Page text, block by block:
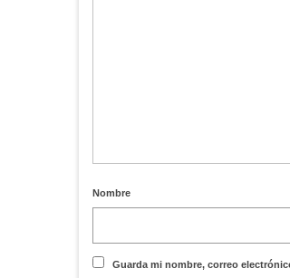
Nombre
Guarda mi nombre, correo